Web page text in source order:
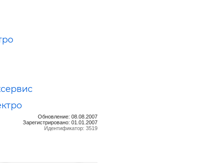
Обновление: 08.08.2007
Зарегистрировано: 01.01.2007
Идентификатор: 3519